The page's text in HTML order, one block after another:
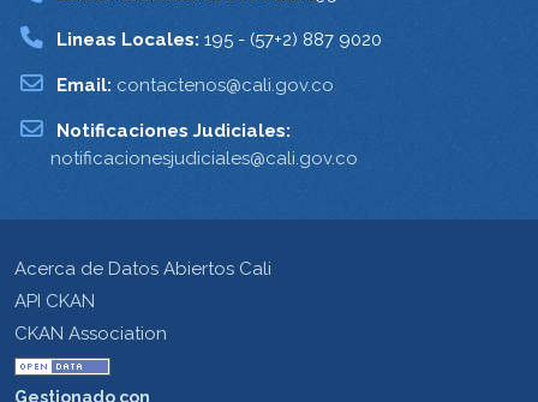
Lineas Locales: 195 - (57+2) 887 9020
Email: contactenos@cali.gov.co
Notificaciones Judiciales:
notificacionesjudiciales@cali.gov.co
Acerca de Datos Abiertos Cali
API CKAN
CKAN Association
Gestionado con